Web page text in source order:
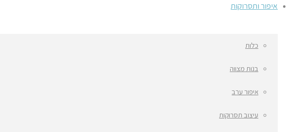
איפור ותסרוקות
כלות
בנות מצווה
איפור ערב
עיצוב תסרוקות